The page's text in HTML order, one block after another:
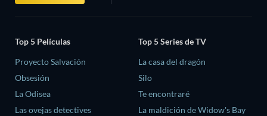
Top 5 Películas
Proyecto Salvación
Obsesión
La Odisea
Las ovejas detectives
Top 5 Series de TV
La casa del dragón
Silo
Te encontraré
La maldición de Widow's Bay